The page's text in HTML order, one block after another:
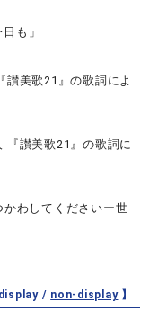
も」
讃美歌21』の歌詞によ
『讃美歌21』の歌詞に
わしてくださいー世
display / non-display】